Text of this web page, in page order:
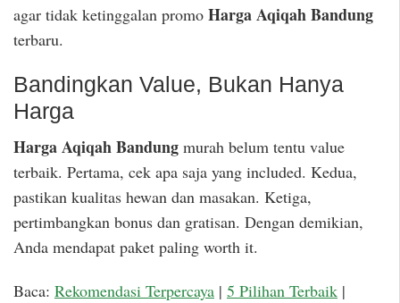
agar tidak ketinggalan promo Harga Aqiqah Bandung
terbaru.
Bandingkan Value, Bukan Hanya
Harga
Harga Aqiqah Bandung murah belum tentu value
terbaik. Pertama, cek apa saja yang included. Kedua,
pastikan kualitas hewan dan masakan. Ketiga,
pertimbangkan bonus dan gratisan. Dengan demikian,
Anda mendapat paket paling worth it.
Baca: Rekomendasi Terpercaya | 5 Pilihan Terbaik |